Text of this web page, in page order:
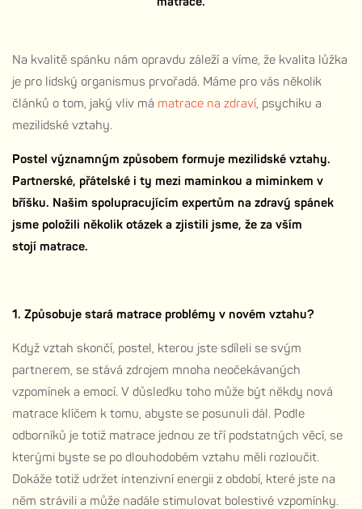
Na kvalitě spánku nám opravdu záleží a víme, že kvalita lůžka
je pro lidský organismus prvořadá. Máme pro vás několik
článků o tom, jaký vliv má matrace na zdraví, psychiku a
mezilidské vztahy.
Postel významným způsobem formuje mezilidské vztahy.
Partnerské, přátelské i ty mezi maminkou a miminkem v
bříšku. Našim spolupracujícím expertům na zdravý spánek
jsme položili několik otázek a zjistili jsme, že za vším
stojí matrace.
1. Způsobuje stará matrace problémy v novém vztahu?
Když vztah skončí, postel, kterou jste sdíleli se svým
partnerem, se stává zdrojem mnoha neočekávaných
vzpomínek a emocí. V důsledku toho může být někdy nová
matrace klíčem k tomu, abyste se posunuli dál. Podle
odborníků je totiž matrace jednou ze tří podstatných věcí, se
kterými byste se po dlouhodobém vztahu měli rozloučit.
Dokáže totiž udržet intenzivní energii z období, které jste na
něm strávili a může nadále stimulovat bolestivé vzpomínky.